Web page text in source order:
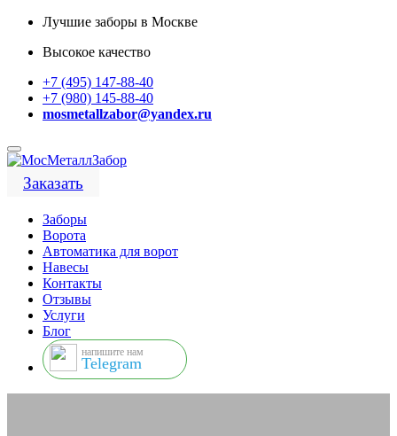
Лучшие заборы в Москве
Высокое качество
+7 (495) 147-88-40
+7 (980) 145-88-40
mosmetallzabor@yandex.ru
Заказать
Заборы
Ворота
Автоматика для ворот
Навесы
Контакты
Отзывы
Услуги
Блог
напишите нам
Telegram